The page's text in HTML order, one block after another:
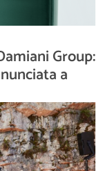
Group:
a